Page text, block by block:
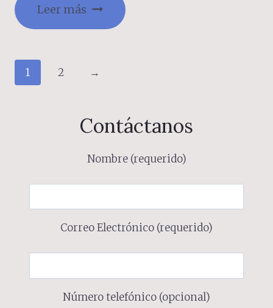
Leer más
1 2 →
Contáctanos
Nombre (requerido)
Correo Electrónico (requerido)
Número telefónico (opcional)